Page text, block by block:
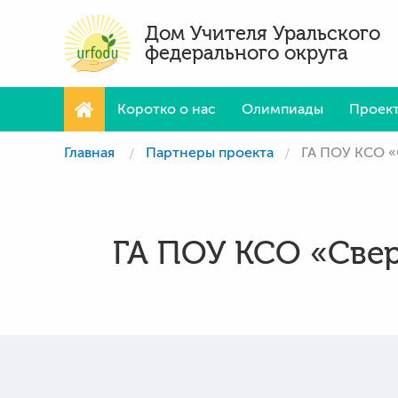
Дом Учителя Уральского
федерального округа
Коротко о нас Олимпиады
Главная Партнеры проекта ГА ПОУ КСО
ГА ПОУ КСО